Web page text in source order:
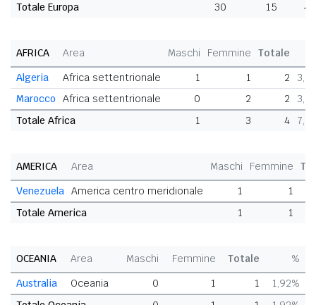
Totale Europa
30 15 45
AFRICA Area Maschi Femmine
Totale
Algeria
Africa settentrionale 1 1 2
Marocco
Africa settentrionale 0 2 2
Totale Africa
1 3 4
AMERICA Area Maschi Femmine
Venezuela America centro meridionale 1
1
Totale America
1 1
OCEANIA Area Maschi Femmine Totale
%
Australia
Oceania 0 1 1
1,92%